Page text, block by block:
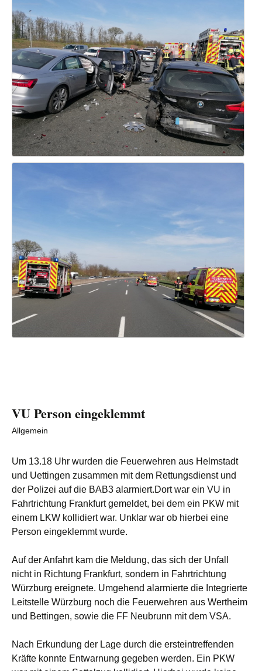
VU Person eingeklemmt
Allgemein
Um 13.18 Uhr wurden die Feuerwehren aus Helmstadt
und Uettingen zusammen mit dem Rettungsdienst und
der Polizei auf die BAB3 alarmiert.Dort war ein VU in
Fahrtrichtung Frankfurt gemeldet, bei dem ein PKW mit
einem LKW kollidiert war. Unklar war ob hierbei eine
Person eingeklemmt wurde.
Auf der Anfahrt kam die Meldung, das sich der Unfall
nicht in Richtung Frankfurt, sondern in Fahrtrichtung
Würzburg ereignete. Umgehend alarmierte die Integrierte
Leitstelle Würzburg noch die Feuerwehren aus Wertheim
und Bettingen, sowie die FF Neubrunn mit dem VSA.
Nach Erkundung der Lage durch die ersteintreffenden
Kräfte konnte Entwarnung gegeben werden. Ein PKW